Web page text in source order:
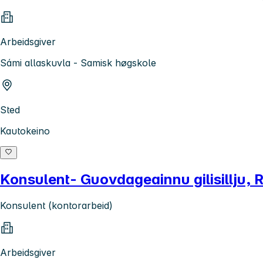
Arbeidsgiver
Sámi allaskuvla - Samisk høgskole
Sted
Kautokeino
Konsulent- Guovdageainnu gilisillju,
Konsulent (kontorarbeid)
Arbeidsgiver